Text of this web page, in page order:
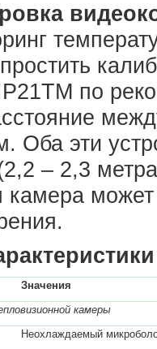
по
Оба эти
– 2,3
камера
Значения
камеры
Неохлаждаемый